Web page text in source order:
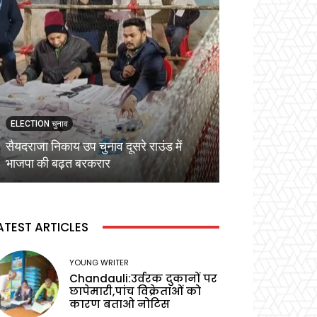
ELECTION चुनाव
सैयदराजा निकाय उप चुनाव दूसरे राउंड में
भाजपा की बढ़त बरकरार
ARTICLES
YOUNG WRITER
Chandauli:उर्वरक दुकानों पर
छापेमारी,पांच विक्रेताओं को
कारण बताओ नोटिस